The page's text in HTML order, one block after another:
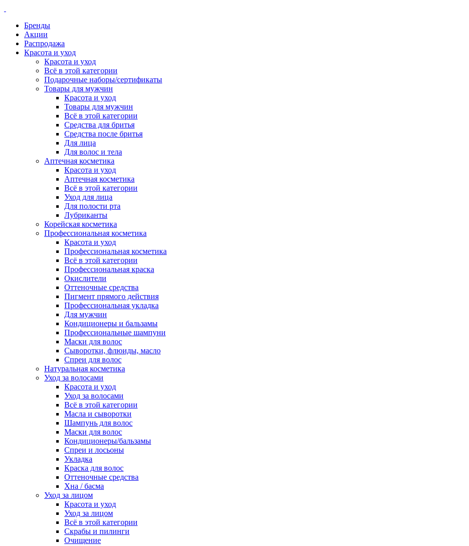
Бренды
Акции
Распродажа
Красота и уход
Красота и уход
Всё в этой категории
Подарочные наборы/сертификаты
Товары для мужчин
Красота и уход
Товары для мужчин
Всё в этой категории
Средства для бритья
Средства после бритья
Для лица
Для волос и тела
Аптечная косметика
Красота и уход
Аптечная косметика
Всё в этой категории
Уход для лица
Для полости рта
Лубриканты
Корейская косметика
Профессиональная косметика
Красота и уход
Профессиональная косметика
Всё в этой категории
Профессиональная краска
Окислители
Оттеночные средства
Пигмент прямого действия
Профессиональная укладка
Для мужчин
Кондиционеры и бальзамы
Профессиональные шампуни
Маски для волос
Сыворотки, флюиды, масло
Спреи для волос
Натуральная косметика
Уход за волосами
Красота и уход
Уход за волосами
Всё в этой категории
Масла и сыворотки
Шампунь для волос
Маски для волос
Кондиционеры/бальзамы
Спреи и лосьоны
Укладка
Краска для волос
Оттеночные средства
Хна / басма
Уход за лицом
Красота и уход
Уход за лицом
Всё в этой категории
Скрабы и пилинги
Очищение